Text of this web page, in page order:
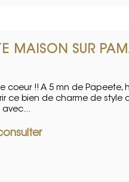
MAISON SUR
coeur !! A 5 mn de Papeete,
ce bien de charme de style
avec...